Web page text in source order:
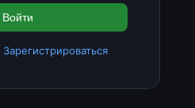
Войти
Зарегистрироваться